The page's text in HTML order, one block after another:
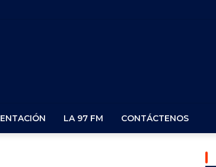
LA 97 FM CONTÁCTENOS